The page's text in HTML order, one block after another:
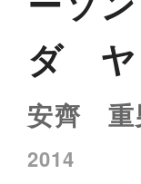
ダ ヤ
安齊 重
2014